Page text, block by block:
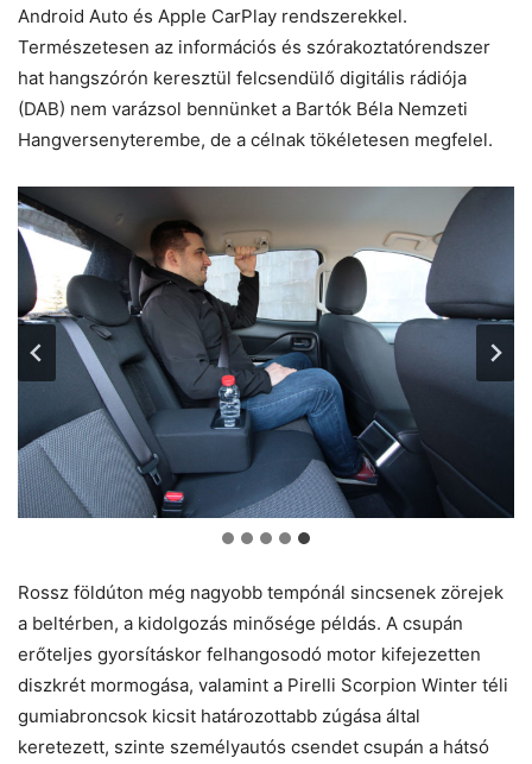
Android Auto és Apple CarPlay rendszerekkel.
Természetesen az információs és szórakoztatórendszer
hat hangszórón keresztül felcsendülő digitális rádiója
(DAB) nem varázsol bennünket a Bartók Béla Nemzeti
Hangversenyterembe, de a célnak tökéletesen megfelel.
Rossz földúton még nagyobb tempónál sincsenek zörejek
a beltérben, a kidolgozás minősége példás. A csupán
erőteljes gyorsításkor felhangosodó motor kifejezetten
diszkrét mormogása, valamint a Pirelli Scorpion Winter téli
gumiabroncsok kicsit határozottabb zúgása által
keretezett, szinte személyautós csendet csupán a hátsó